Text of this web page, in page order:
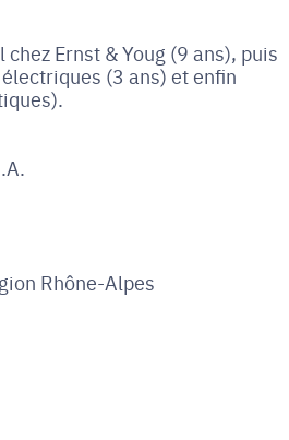
Ernst & Youg (9 ans), puis
(3 ans) et enfin
Rhône-Alpes